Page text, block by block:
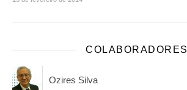
COLABORADORES
Ozires Silva